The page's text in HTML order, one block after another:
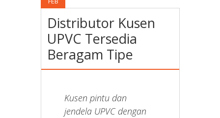
Distributor Kusen
UPVC Tersedia
Beragam Tipe
Kusen pintu dan
jendela UPVC dengan